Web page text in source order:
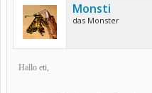
Monsti
das Monster
Hallo eti,